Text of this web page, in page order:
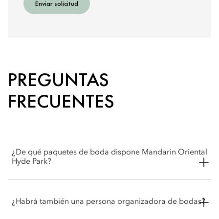
Enviar solicitud
PREGUNTAS
FRECUENTES
¿De qué paquetes de boda dispone Mandarin Oriental
Hyde Park?
incluyen un menú de tres platos, canapés y mucho más para
¿Habrá también una persona organizadora de bodas?